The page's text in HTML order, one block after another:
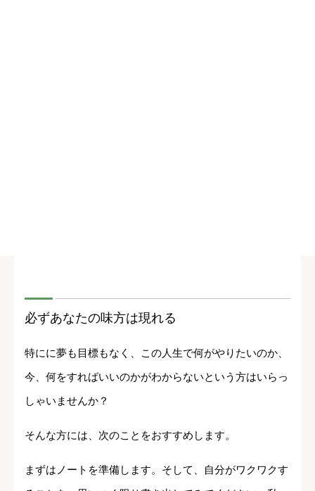
必ずあなたの味方は現れる
特にに夢も目標もなく、この人生で何がやりたいのか、
今、何をすればいいのかがわからないという方はいらっ
しゃいませんか？
そんな方には、次のことをおすすめします。
まずはノートを準備します。そして、自分がワクワクす